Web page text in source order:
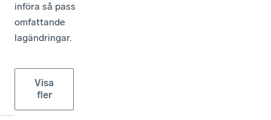
införa så pass
omfattande
lagändringar.
Visa
fler